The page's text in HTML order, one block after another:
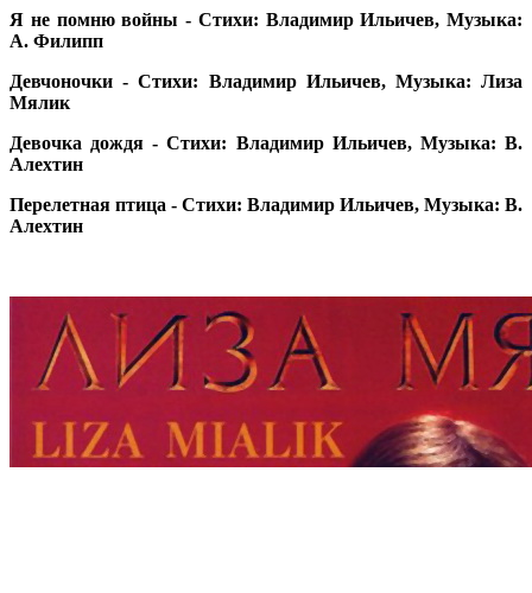
Я не помню войны - Стихи: Владимир Ильичев, Музыка:
А. Филипп
Девчоночки - Стихи: Владимир Ильичев, Музыка: Лиза
Мялик
Девочка дождя - Стихи: Владимир Ильичев, Музыка: В.
Алехтин
Перелетная птица - Стихи: Владимир Ильичев, Музыка: В.
Алехтин